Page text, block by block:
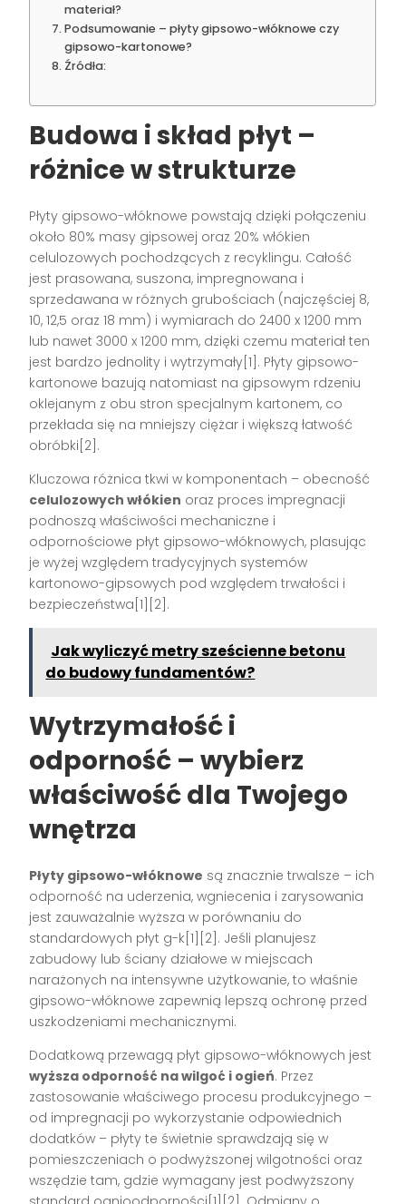
materiał?
Podsumowanie – płyty gipsowo-włóknowe czy
gipsowo-kartonowe?
Źródła:
Budowa i skład płyt –
różnice w strukturze
Płyty gipsowo-włóknowe powstają dzięki połączeniu
około 80% masy gipsowej oraz 20% włókien
celulozowych pochodzących z recyklingu. Całość
jest prasowana, suszona, impregnowana i
sprzedawana w różnych grubościach (najczęściej 8,
10, 12,5 oraz 18 mm) i wymiarach do 2400 x 1200 mm
lub nawet 3000 x 1200 mm, dzięki czemu materiał ten
jest bardzo jednolity i wytrzymały[1]. Płyty gipsowo-
kartonowe bazują natomiast na gipsowym rdzeniu
oklejanym z obu stron specjalnym kartonem, co
przekłada się na mniejszy ciężar i większą łatwość
obróbki[2].
Kluczowa różnica tkwi w komponentach – obecność
celulozowych włókien oraz proces impregnacji
podnoszą właściwości mechaniczne i
odpornościowe płyt gipsowo-włóknowych, plasując
je wyżej względem tradycyjnych systemów
kartonowo-gipsowych pod względem trwałości i
bezpieczeństwa[1][2].
Jak wyliczyć metry sześcienne betonu
do budowy fundamentów?
Wytrzymałość i
odporność – wybierz
właściwość dla Twojego
wnętrza
Płyty gipsowo-włóknowe są znacznie trwalsze – ich
odporność na uderzenia, wgniecenia i zarysowania
jest zauważalnie wyższa w porównaniu do
standardowych płyt g-k[1][2]. Jeśli planujesz
zabudowy lub ściany działowe w miejscach
narażonych na intensywne użytkowanie, to właśnie
gipsowo-włóknowe zapewnią lepszą ochronę przed
uszkodzeniami mechanicznymi.
Dodatkową przewagą płyt gipsowo-włóknowych jest
wyższa odporność na wilgoć i ogień. Przez
zastosowanie właściwego procesu produkcyjnego –
od impregnacji po wykorzystanie odpowiednich
dodatków – płyty te świetnie sprawdzają się w
pomieszczeniach o podwyższonej wilgotności oraz
wszędzie tam, gdzie wymagany jest podwyższony